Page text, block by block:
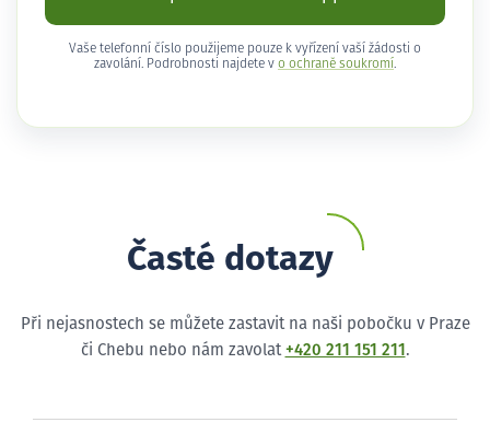
Vaše telefonní číslo použijeme pouze k vyřízení vaší žádosti o
zavolání. Podrobnosti najdete v o ochraně soukromí .
Časté dotazy
Při nejasnostech se můžete zastavit na naši pobočku v Praze
či Chebu nebo nám zavolat +420 211 151 211 .